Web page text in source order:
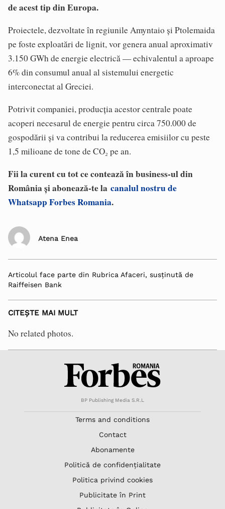
de acest tip din Europa.
Proiectele, dezvoltate în regiunile Amyntaio și Ptolemaida
pe foste exploatări de lignit, vor genera anual aproximativ
3.150 GWh de energie electrică — echivalentul a aproape
6% din consumul anual al sistemului energetic
interconectat al Greciei.
Potrivit companiei, producția acestor centrale poate
acoperi necesarul de energie pentru circa 750.000 de
gospodării și va contribui la reducerea emisiilor cu peste
1,5 milioane de tone de CO₂ pe an.
Fii la curent cu tot ce contează în business-ul din
România și abonează-te la canalul nostru de
Whatsapp Forbes Romania.
Atena Enea
Articolul face parte din Rubrica Afaceri, susținută de
Raiffeisen Bank
CITEȘTE MAI MULT
No related photos.
BP Publishing Media S.R.L
Terms and conditions
Contact
Abonamente
Politică de confidențialitate
Politica privind cookies
Publicitate în Print